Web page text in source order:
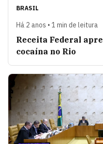
BRASIL
Há 2 anos • 1 min de leitura
Receita Federal
cocaína no Rio